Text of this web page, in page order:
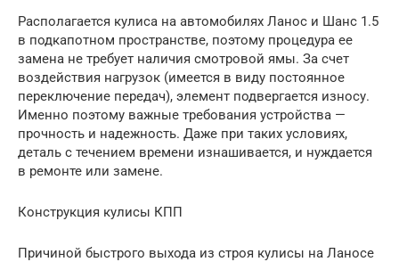
Располагается кулиса на автомобилях Ланос и Шанс 1.5
в подкапотном пространстве, поэтому процедура ее
замена не требует наличия смотровой ямы. За счет
воздействия нагрузок (имеется в виду постоянное
переключение передач), элемент подвергается износу.
Именно поэтому важные требования устройства —
прочность и надежность. Даже при таких условиях,
деталь с течением времени изнашивается, и нуждается
в ремонте или замене.
Конструкция кулисы КПП
Причиной быстрого выхода из строя кулисы на Ланосе